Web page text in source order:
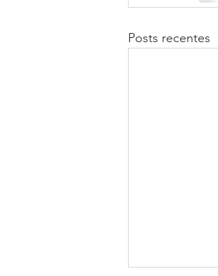
Posts recentes